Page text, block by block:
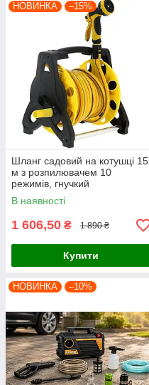
НОВИНКА –15%
Шланг садовий на котушці 15
м з розпилювачем 10
режимів, гнучкий
поливальний шланг PVC 1/2”
В наявності
1 606,50 ₴ 1 890 ₴
Купити
НОВИНКА –10%